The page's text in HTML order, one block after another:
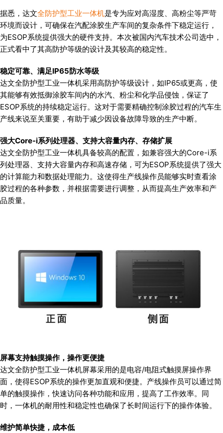
据悉，达文全防护型工业一体机是专为应对高湿度、高粉尘等严苛
环境而设计，可确保在汽配涂胶生产车间的复杂条件下稳定运行，
为ESOP系统提供强大的硬件支持。本次被国内汽车技术公司选中，
正式看中了其高防护等级的设计及其较高的稳定性。
稳定可靠、满足IP65防水等级
达文全防护型工业一体机采用高防护等级设计，如IP65或更高，使
其能够有效抵御涂胶车间内的水汽、粉尘和化学品侵蚀，保证了
ESOP系统的持续稳定运行。这对于需要精确控制涂胶过程的汽车生
产线来说至关重要，有助于减少因设备故障导致的生产中断。
强大Core-i系列处理器、支持大容量内存、存储扩展
达文全防护型工业一体机具备较高的配置，如兼容强大的Core-i系
列处理器、支持大容量内存和高速存储，可为ESOP系统提供了强大
的计算能力和数据处理能力。这使得生产线操作员能够实时查看涂
胶过程的各种参数，并根据需要进行调整，从而提高生产效率和产
品质量。
屏幕支持触摸操作，操作更便捷
达文全防护型工业一体机屏幕采用的是电容/电阻式触摸屏操作界
面，使得ESOP系统的操作更加直观和便捷。产线操作员可以通过简
单的触摸操作，快速访问各种功能和应用，提高了工作效率。同
时，一体机的耐用性和稳定性也确保了长时间运行下的操作体验。
维护简单快捷，成本低